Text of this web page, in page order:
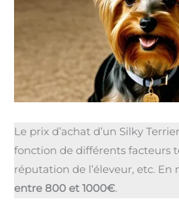
Le prix d’achat d’un Silky
fonction de différents facteurs
réputation de l’éleveur, etc.
entre 800 et 1000€.